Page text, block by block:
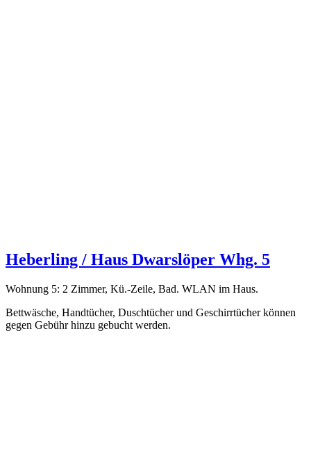
Heberling / Haus Dwarslöper Whg. 5
Wohnung 5: 2 Zimmer, Kü.-Zeile, Bad. WLAN im Haus.
Bettwäsche, Handtücher, Duschtücher und Geschirrtücher können
gegen Gebühr hinzu gebucht werden.